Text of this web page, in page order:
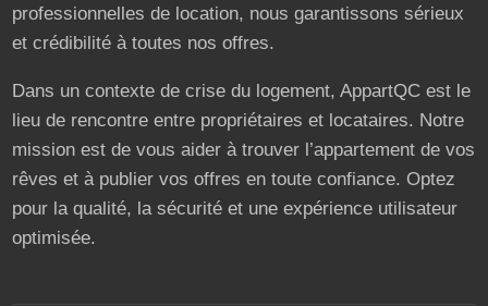
professionnelles de location, nous garantissons sérieux
et crédibilité à toutes nos offres.
Dans un contexte de crise du logement, AppartQC est le
lieu de rencontre entre propriétaires et locataires. Notre
mission est de vous aider à trouver l’appartement de vos
rêves et à publier vos offres en toute confiance. Optez
pour la qualité, la sécurité et une expérience utilisateur
optimisée.